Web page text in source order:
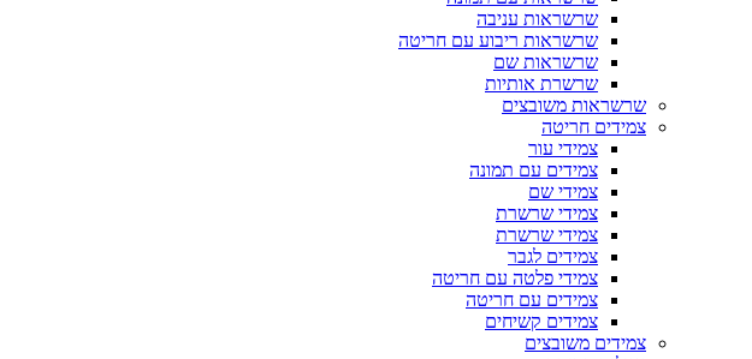
שרשראות עניבה
שרשראות ריבוע עם חריטה
שרשראות שם
שרשרת אותיות
שרשראות משובצים
צמידים חריטה
צמידי עור
צמידים עם תמונה
צמידי שם
צמידי שרשרת
צמידי שרשרת
צמידים לגבר
צמידי פלטה עם חריטה
צמידים עם חריטה
צמידים קשיחים
צמידים משובצים